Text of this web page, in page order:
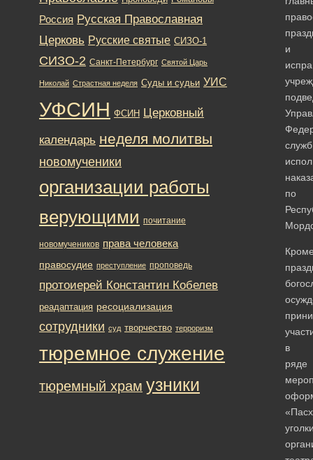
и
по
в
ряде
Россия Русская Православная
Церковь Русские святые СИЗО-1
СИЗО-2 Санкт-Петербург Святой Царь
Николай Страстная неделя Суды и судьи УИС
УФСИН ФСИН Церковный
календарь неделя молитвы
новомученики
организации работы
верующими почитание
новомучеников права человека
правосудие преступление проповедь
протоиерей Константин Кобелев
реадаптация ресоциализация
сотрудники суд творчество терроризм
тюремное служение
тюремный храм узники